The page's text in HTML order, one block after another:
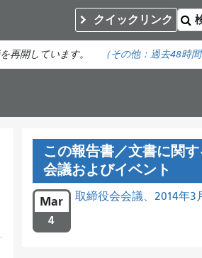
クイックリンク
再開しています。 （その他： 過去48時
この報告書／文書に関
会議およびイベント
Mar
4
取締役会会議、2014年3